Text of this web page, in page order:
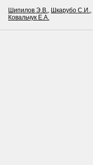
Шипилов Э.В., Шкарубо С.И.,
Ковальчук Е.А.